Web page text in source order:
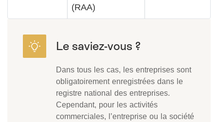
(RAA)
Dans tous les cas, les entreprises sont
obligatoirement enregistrées dans le
registre national des entreprises.
Cependant, pour les activités
commerciales, l’entreprise ou la société